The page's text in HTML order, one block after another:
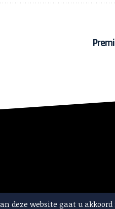
deze website gaat u akkoord